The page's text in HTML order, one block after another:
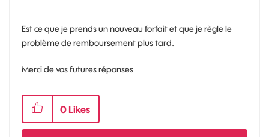
Est ce que je prends un nouveau forfait et que je règle le
problème de remboursement plus tard.
Merci de vos futures réponses
0 Likes